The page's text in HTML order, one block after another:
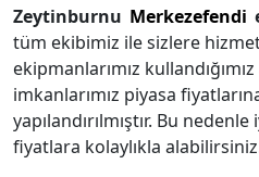
Zeytinburnu Merkezefendi
tüm ekibimiz ile sizlere
ekipmanlarımız
imkanlarımız piyasa
yapılandırılmıştır. Bu
fiyatlara kolaylıkla